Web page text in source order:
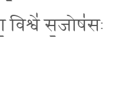
विश्वे॑ स॒जोष॑सः